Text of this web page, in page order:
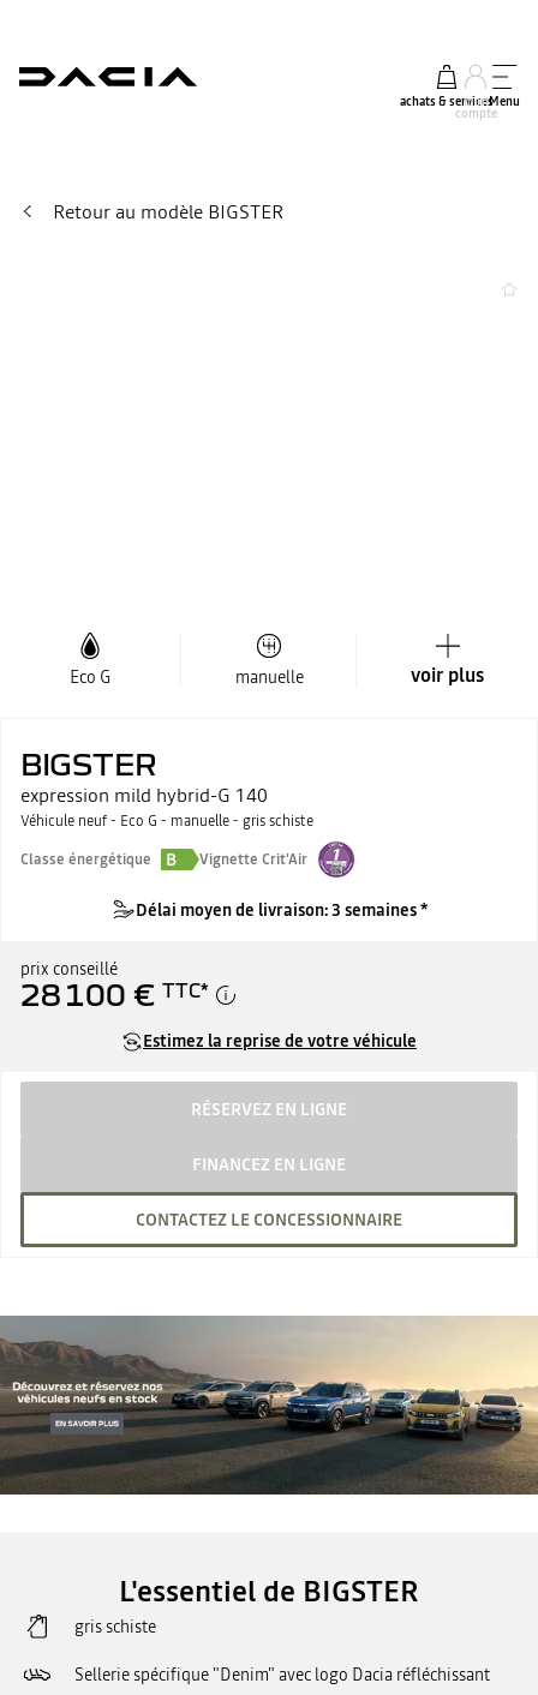
achats & services
mon
compte
Menu
Retour au modèle BIGSTER
Eco G manuelle voir plus
BIGSTER
expression mild hybrid-G 140
Véhicule neuf - Eco G - manuelle - gris schiste
Classe énergétique
B Vignette Crit'Air
Délai moyen de livraison: 3 semaines *
prix conseillé
28 100 € TTC*
Estimez la reprise de votre véhicule
RÉSERVEZ EN LIGNE
FINANCEZ EN LIGNE
CONTACTEZ LE CONCESSIONNAIRE
L'essentiel de BIGSTER
gris schiste
Sellerie spécifique "Denim" avec logo Dacia réfléchissant